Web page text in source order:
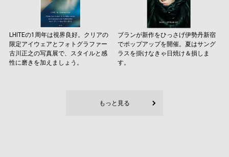
LHITEの1周年は視界良好。クリアの
限定アイウェアとフォトグラファー
古川正之の写真展で、スタイルと感
性に磨きを加えましょう。
ブランが新作をひっさげ伊勢丹新宿
でポップアップを開催。夏はサング
ラスを掛けなきゃ日焼け＆損しま
す。
もっと見る